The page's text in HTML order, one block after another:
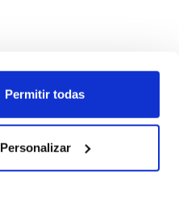
Permitir todas
Personalizar